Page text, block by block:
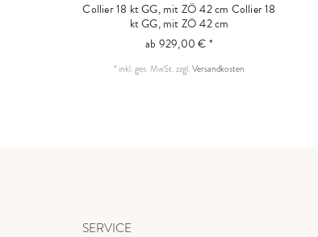
Collier 18 kt GG, mit ZÖ 42 cm Collier 18
kt GG, mit ZÖ 42 cm
ab 929,00 € *
* inkl. ges. MwSt.zzgl.Versandkosten
SERVICE